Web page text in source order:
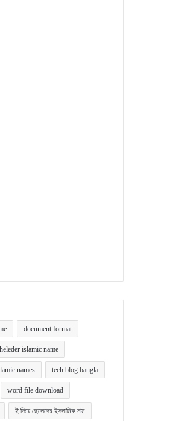
document format
islamic name
names tech blog bangla
word file download
ই দিয়ে ছেলেদের ইসলামিক নাম